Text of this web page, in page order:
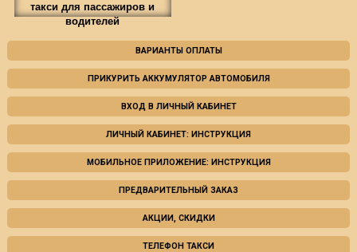
такси для пассажиров и
водителей
ВАРИАНТЫ ОПЛАТЫ
ПРИКУРИТЬ АККУМУЛЯТОР АВТОМОБИЛЯ
ВХОД В ЛИЧНЫЙ КАБИНЕТ
ЛИЧНЫЙ КАБИНЕТ: ИНСТРУКЦИЯ
МОБИЛЬНОЕ ПРИЛОЖЕНИЕ: ИНСТРУКЦИЯ
ПРЕДВАРИТЕЛЬНЫЙ ЗАКАЗ
АКЦИИ, СКИДКИ
ТЕЛЕФОН ТАКСИ